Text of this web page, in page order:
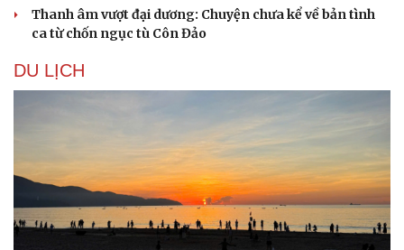
Thanh âm vượt đại dương: Chuyện chưa kể về bản tình
ca từ chốn ngục tù Côn Đảo
DU LỊCH